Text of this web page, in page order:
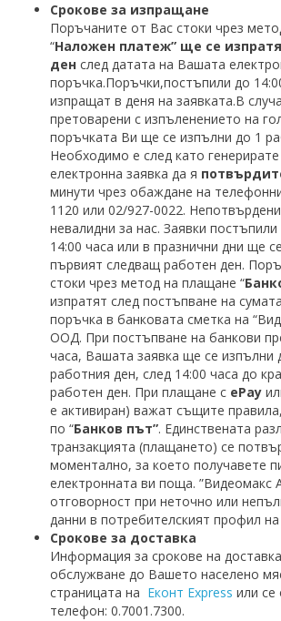
Срокове за изпращане
Поръчаните от Вас стоки чрез
“Наложен платеж” ще се
ден след датата на Вашата
поръчка.Поръчки,постъпили до
изпращат в деня на заявката.В
претоварени с изпъленението на
поръчката Ви ще се изпълни до 1
Необходимо е след като
електронна заявка да я
минути чрез обаждане на
1120 или 02/927-0022.
невалидни за нас. Заявки
14:00 часа или в празнични дни ще
първият следващ работен ден.
стоки чрез метод на плащане “
изпратят след постъпване на
поръчка в банковата сметка на
ООД. При постъпване на банкови
часа, Вашата заявка ще се изпълни
работния ден, след 14:00 часа до
работен ден. При плащане с еPay
е активиран) важат същите
по “Банков път”. Единствената
транзакцията (плащането) се
моментално, за което получавете
електронната ви поща. ”Видеомакс
отговорност при неточно или
данни в потребителският профил
Срокове за доставка
Информация за срокове на
обслужване до Вашето населено
страницата на Еконт Express или се
телефон: 0.7001.7300.